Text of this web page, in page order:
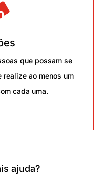
que possam se
ao menos um
cada uma.
ajuda?